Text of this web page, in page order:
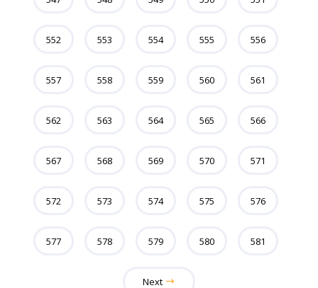
552 553 554 555 556
557 558 559 560 561
562 563 564 565 566
567 568 569 570 571
572 573 574 575 576
577 578 579 580 581
Next